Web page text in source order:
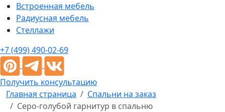
Встроенная мебель
Радиусная мебель
Стеллажи
+7 (499) 490-02-69
Получить консультацию
Главная страница
Спальни на заказ
Серо-голубой гарнитур в спальню